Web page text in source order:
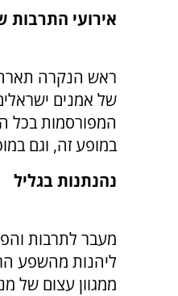
אירועי התרבות
ראש הנקרה תארח
של אמנים
המפורסמות בכל
במופע זה, וגם
נהנתנות בגליל
מעבר לתרבות
ליהנות מהשפע
ממגוון עצום של